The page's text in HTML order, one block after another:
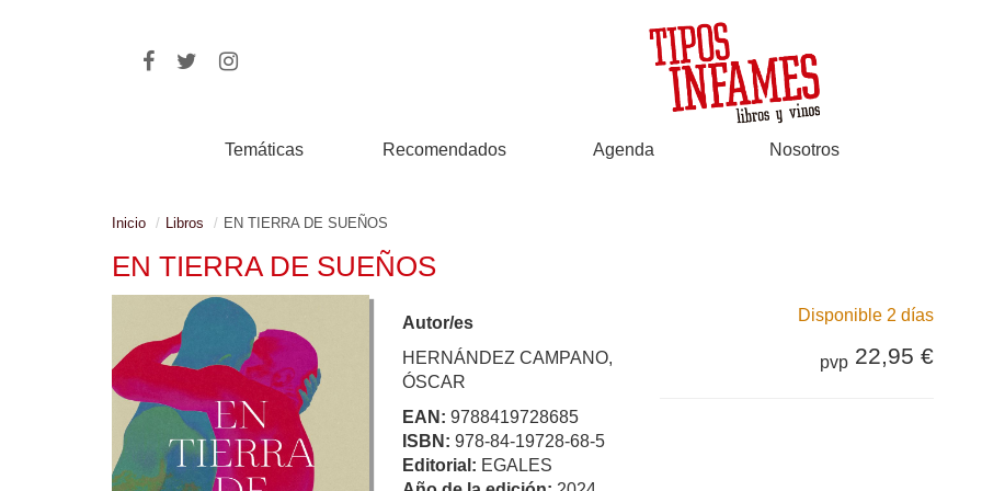
Temáticas Recomendados Agenda Nosotros
Inicio Libros EN TIERRA DE SUEÑOS
EN TIERRA DE SUEÑOS
Autor/es
HERNÁNDEZ CAMPANO,
ÓSCAR
EAN: 9788419728685
ISBN: 978-84-19728-68-5
Editorial: EGALES
Disponible 2 días
pvp 22,95 €